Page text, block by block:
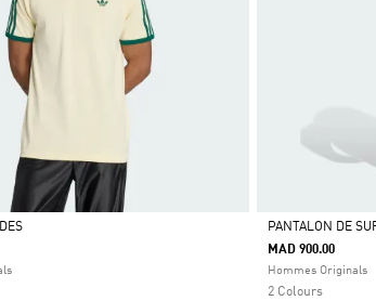
Selected
PANTALON DE
MAD 900.00
Hommes Originals
2 Colours